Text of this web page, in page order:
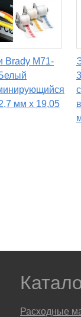
Brady M71-
мм х 19,05
Расходные